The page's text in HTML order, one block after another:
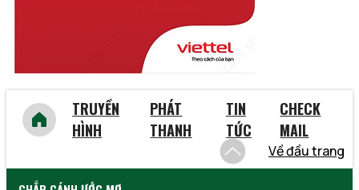
TRUYỀN
HÌNH
PHÁT
THANH
TIN
TỨC
CHECK
MAIL
Về đầu trang